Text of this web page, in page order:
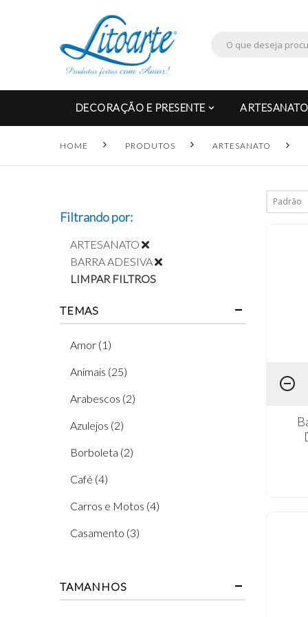
DECORAÇÃO E PRESENTE ARTESANATO
HOME PRODUTOS ARTESANATO
Filtrando por:
ARTESANATO
BARRA ADESIVA
LIMPAR FILTROS
TEMAS
Amor (1)
Animais (25)
Arabescos (2)
Azulejos (2)
Borboleta (2)
Café (4)
Carros e Motos (4)
Casamento (3)
Coleção A Felicidade Mora Aqui (1)
TAMANHOS